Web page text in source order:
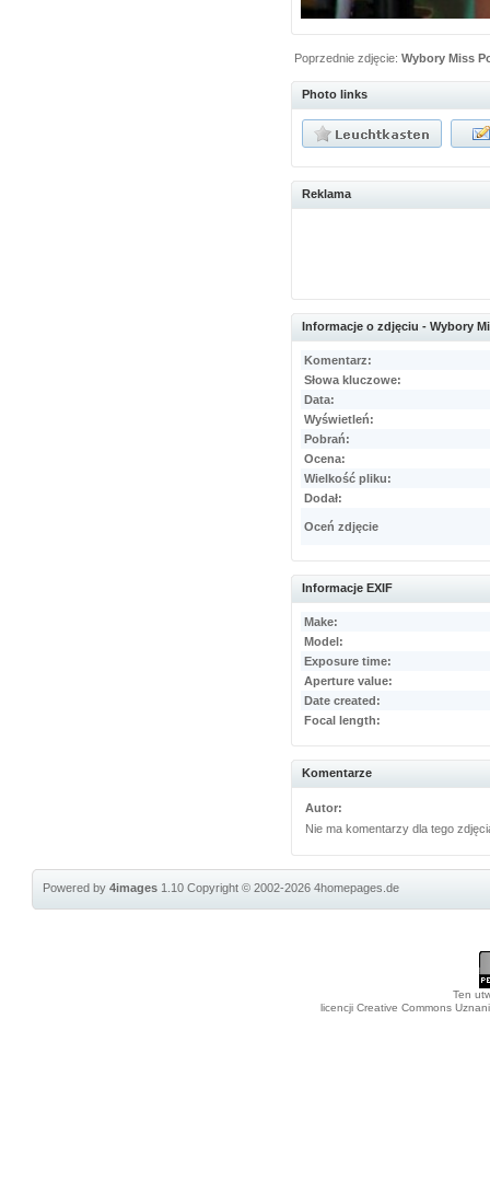
Poprzednie zdjęcie:Wybory Miss
Photo links
Reklama
Informacje o zdjęciu - Wybory
Komentarz:
Słowa kluczowe:
Data:
Wyświetleń:
Pobrań:
Ocena:
Wielkość pliku:
Dodał:
Oceń zdjęcie
Informacje EXIF
Make:
Model:
Exposure time:
Aperture value:
Date created:
Focal length:
Komentarze
Autor:
Nie ma komentarzy dla tego
Powered by4images 1.10Copyright © 2002-20264homepages.de
Ten
licencji Creative Commons